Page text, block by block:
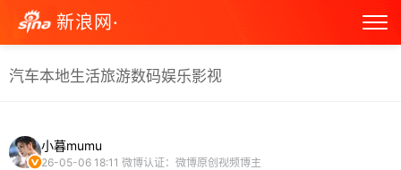
新浪网·
汽车本地生活旅游数码娱乐影视
小暮mumu
26-05-06 18:11 微博认证：微博原创视频博主